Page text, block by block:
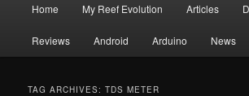
Home My Reef Evolution Articles
Reviews Android Arduino News
TAG ARCHIVES:TDS METER